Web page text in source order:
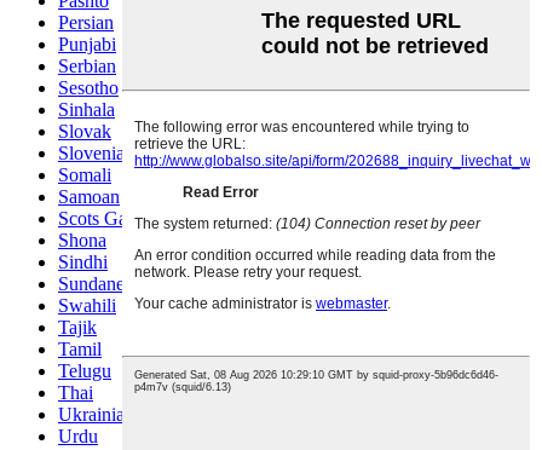
Persian
Punjabi
Serbian
Sesotho
Sinhala
Slovak
Slovenian
Somali
Samoan
Scots Gaelic
Shona
Sindhi
Sundanese
Swahili
Tajik
Tamil
Telugu
Thai
Ukrainian
Urdu